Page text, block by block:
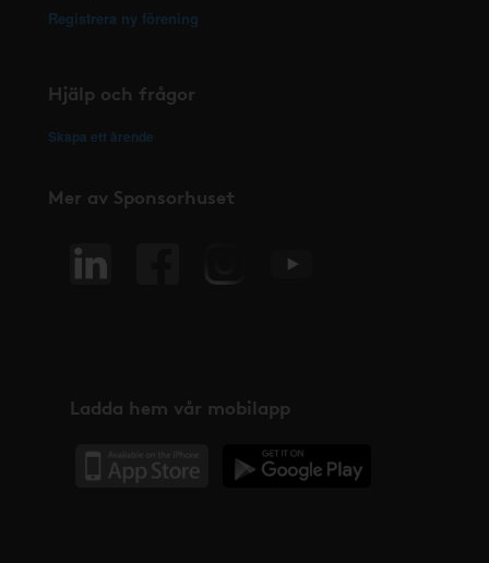
Registrera ny förening
Hjälp och frågor
Skapa ett ärende
Mer av Sponsorhuset
Ladda hem vår mobilapp